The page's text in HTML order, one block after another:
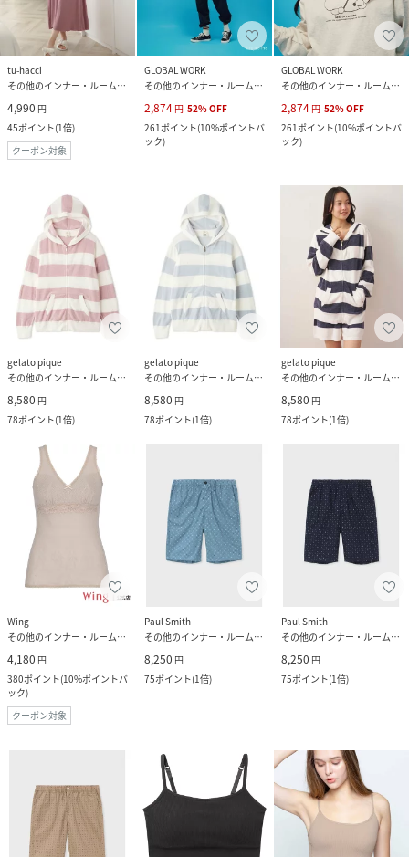
tu-hacci
その他のインナー・ルームウェア
4,990 円
45ポイント(1倍)
クーポン対象
GLOBAL WORK
その他のインナー・ルームウェア
2,874 円 52%OFF
261ポイント(10%ポイントバ
ック)
GLOBAL WORK
その他のインナー・ルームウェア
2,874 円 52%OFF
261ポイント(10%ポイントバ
ック)
gelato pique
その他のインナー・ルームウェア
8,580 円
78ポイント(1倍)
gelato pique
その他のインナー・ルームウェア
8,580 円
78ポイント(1倍)
gelato pique
その他のインナー・ルームウェア
8,580 円
78ポイント(1倍)
Wing
その他のインナー・ルームウェア
4,180 円
380ポイント(10%ポイントバ
ック)
クーポン対象
Paul Smith
その他のインナー・ルームウェア
8,250 円
75ポイント(1倍)
Paul Smith
その他のインナー・ルームウェア
8,250 円
75ポイント(1倍)